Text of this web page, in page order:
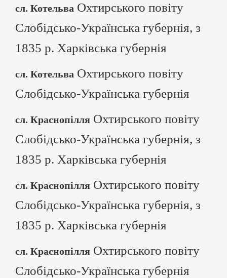
сл. Котельва Охтирського повіту
Слобідсько-Українська губернія, з
1835 р. Харківська губернія
сл. Котельва Охтирського повіту
Слобідсько-Українська губернія
сл. Краснопілля Охтирського повіту
Слобідсько-Українська губернія, з
1835 р. Харківська губернія
сл. Краснопілля Охтирського повіту
Слобідсько-Українська губернія, з
1835 р. Харківська губернія
сл. Краснопілля Охтирського повіту
Слобідсько-Українська губернія